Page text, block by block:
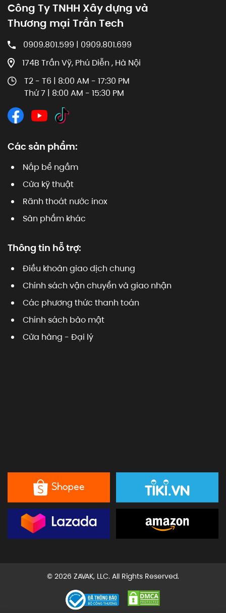
Công Ty TNHH Xây dựng và
Thương mại Trần Tech
0909.801.599 | 0909.801.699
174B Trần Vỹ, Phú Diễn , Hà Nội
T2 - T6 | 8:00 AM - 17:30 PM
Thứ 7 | 8:00 AM - 15:30 PM
Các sản phẩm:
Nắp bể ngầm
Cửa kỹ thuật
Rãnh thoát nước inox
Sản phẩm khác
Thông tin hỗ trợ:
Điều khoản giao dịch chung
Chính sách vận chuyển và giao nhận
Các phương thức thanh toán
Chính sách bảo mật
Cửa hàng - Đại lý
© 2026 ZAVAK, LLC. All Rights Reserved.